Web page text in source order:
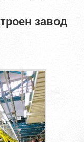
завод